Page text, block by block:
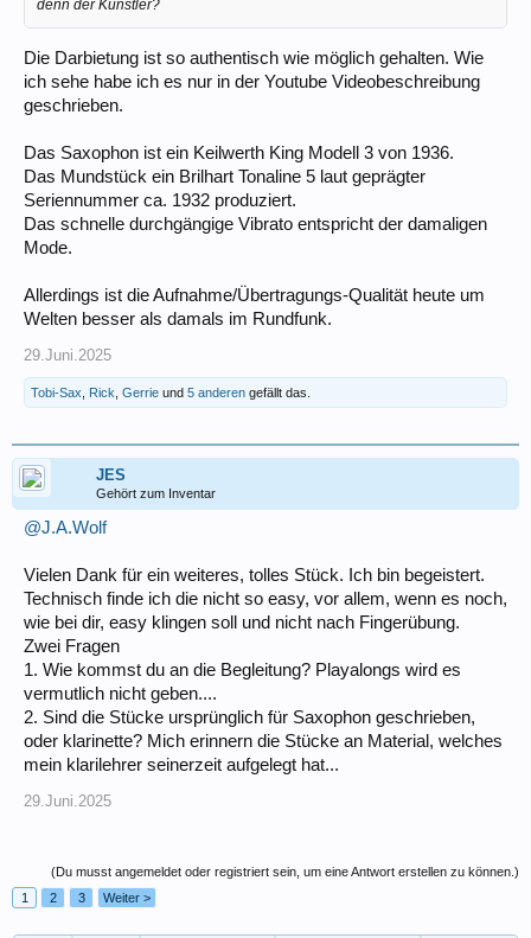
denn der Künstler?
Die Darbietung ist so authentisch wie möglich gehalten. Wie
ich sehe habe ich es nur in der Youtube Videobeschreibung
geschrieben.
Das Saxophon ist ein Keilwerth King Modell 3 von 1936.
Das Mundstück ein Brilhart Tonaline 5 laut geprägter
Seriennummer ca. 1932 produziert.
Das schnelle durchgängige Vibrato entspricht der damaligen
Mode.
Allerdings ist die Aufnahme/Übertragungs-Qualität heute um
Welten besser als damals im Rundfunk.
29.Juni.2025
Tobi-Sax Rick Gerrie und 5 anderen gefällt das.
JES
Gehört zum Inventar
@J.A.Wolf
Vielen Dank für ein weiteres, tolles Stück. Ich bin begeistert.
Technisch finde ich die nicht so easy, vor allem, wenn es noch,
wie bei dir, easy klingen soll und nicht nach Fingerübung.
Zwei Fragen
1. Wie kommst du an die Begleitung? Playalongs wird es
vermutlich nicht geben....
2. Sind die Stücke ursprünglich für Saxophon geschrieben,
oder klarinette? Mich erinnern die Stücke an Material, welches
mein klarilehrer seinerzeit aufgelegt hat...
29.Juni.2025
(Du musst angemeldet oder registriert sein, um eine Antwort erstellen zu können.)
1
2 3 Weiter >